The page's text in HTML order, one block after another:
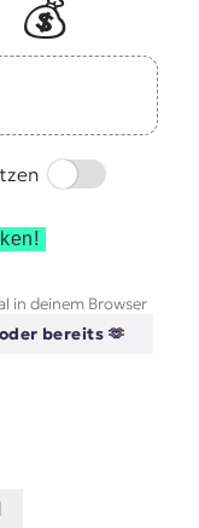
💰
Switch
in deinem Browser
bereits 🫶